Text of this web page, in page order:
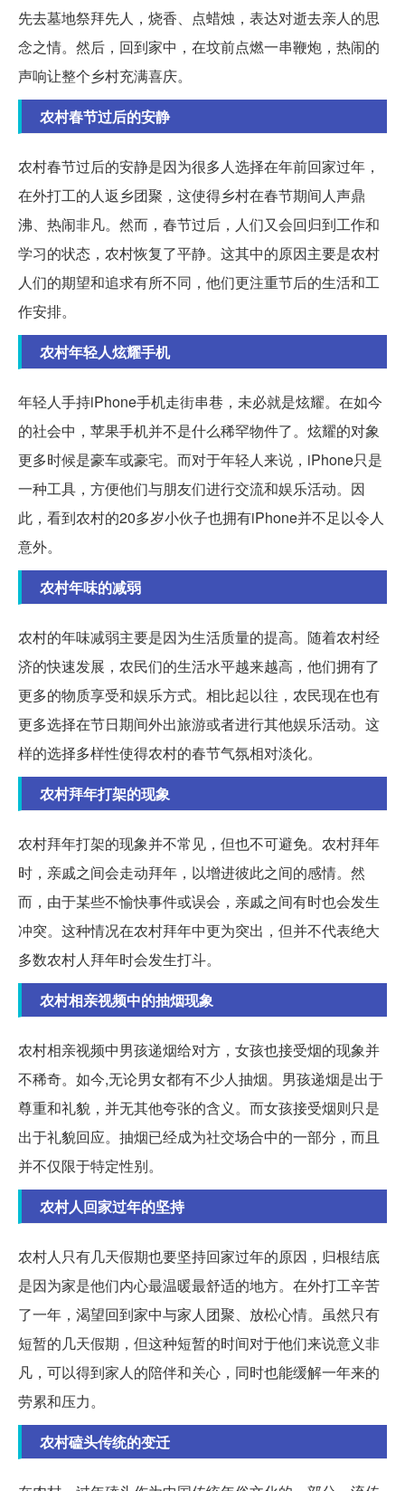
先去墓地祭拜先人，烧香、点蜡烛，表达对逝去亲人的思
念之情。然后，回到家中，在坟前点燃一串鞭炮，热闹的
声响让整个乡村充满喜庆。
农村春节过后的安静
农村春节过后的安静是因为很多人选择在年前回家过年，
在外打工的人返乡团聚，这使得乡村在春节期间人声鼎
沸、热闹非凡。然而，春节过后，人们又会回归到工作和
学习的状态，农村恢复了平静。这其中的原因主要是农村
人们的期望和追求有所不同，他们更注重节后的生活和工
作安排。
农村年轻人炫耀手机
年轻人手持iPhone手机走街串巷，未必就是炫耀。在如今
的社会中，苹果手机并不是什么稀罕物件了。炫耀的对象
更多时候是豪车或豪宅。而对于年轻人来说，iPhone只是
一种工具，方便他们与朋友们进行交流和娱乐活动。因
此，看到农村的20多岁小伙子也拥有iPhone并不足以令人
意外。
农村年味的减弱
农村的年味减弱主要是因为生活质量的提高。随着农村经
济的快速发展，农民们的生活水平越来越高，他们拥有了
更多的物质享受和娱乐方式。相比起以往，农民现在也有
更多选择在节日期间外出旅游或者进行其他娱乐活动。这
样的选择多样性使得农村的春节气氛相对淡化。
农村拜年打架的现象
农村拜年打架的现象并不常见，但也不可避免。农村拜年
时，亲戚之间会走动拜年，以增进彼此之间的感情。然
而，由于某些不愉快事件或误会，亲戚之间有时也会发生
冲突。这种情况在农村拜年中更为突出，但并不代表绝大
多数农村人拜年时会发生打斗。
农村相亲视频中的抽烟现象
农村相亲视频中男孩递烟给对方，女孩也接受烟的现象并
不稀奇。如今,无论男女都有不少人抽烟。男孩递烟是出于
尊重和礼貌，并无其他夸张的含义。而女孩接受烟则只是
出于礼貌回应。抽烟已经成为社交场合中的一部分，而且
并不仅限于特定性别。
农村人回家过年的坚持
农村人只有几天假期也要坚持回家过年的原因，归根结底
是因为家是他们内心最温暖最舒适的地方。在外打工辛苦
了一年，渴望回到家中与家人团聚、放松心情。虽然只有
短暂的几天假期，但这种短暂的时间对于他们来说意义非
凡，可以得到家人的陪伴和关心，同时也能缓解一年来的
劳累和压力。
农村磕头传统的变迁